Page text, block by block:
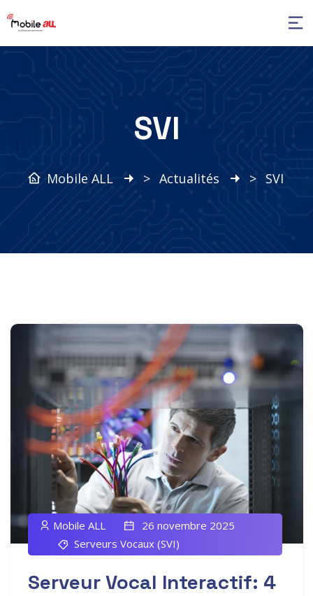
SVI
Mobile ALL > Actualités > SVI
Mobile ALL
26 novembre 2025
Serveurs Vocaux (SVI)
Serveur Vocal Interactif: 4